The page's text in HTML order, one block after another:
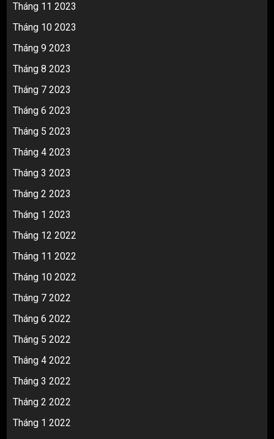
Tháng 11 2023
Tháng 10 2023
Tháng 9 2023
Tháng 8 2023
Tháng 7 2023
Tháng 6 2023
Tháng 5 2023
Tháng 4 2023
Tháng 3 2023
Tháng 2 2023
Tháng 1 2023
Tháng 12 2022
Tháng 11 2022
Tháng 10 2022
Tháng 7 2022
Tháng 6 2022
Tháng 5 2022
Tháng 4 2022
Tháng 3 2022
Tháng 2 2022
Tháng 1 2022